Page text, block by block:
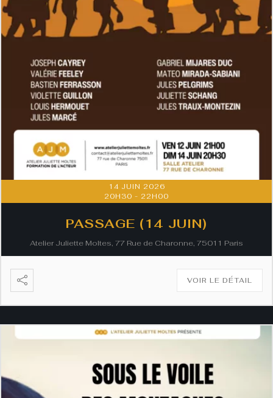
14 JUIN 2026
20H30 - 22H00
PASSAGE (14 JUIN)
Atelier Juliette Moltes, 77 Rue de Charonne, 75011 Paris
VOIR LE DÉTAIL